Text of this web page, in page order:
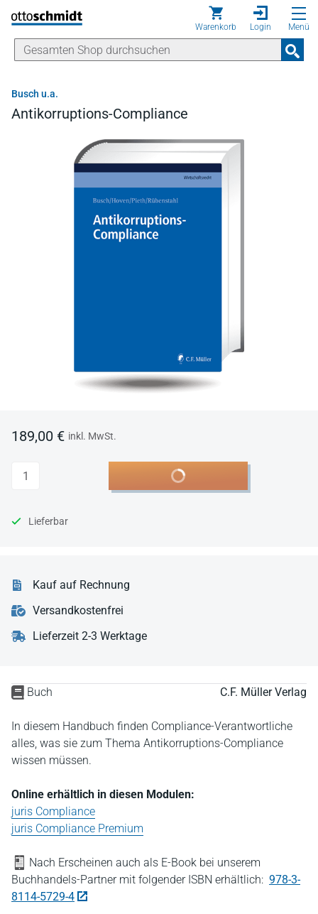
Direkt zum Inhalt
Warenkorb Login Menü
Busch u.a.
Antikorruptions-Compliance
Buch C.F. Müller Verlag
In diesem Handbuch finden Compliance-Verantwortliche
alles, was sie zum Thema Antikorruptions-Compliance
wissen müssen.
Online erhältlich in diesen Modulen:
juris Compliance
juris Compliance Premium
Nach Erscheinen auch als E-Book bei unserem
Buchhandels-Partner mit folgender ISBN erhältlich: 978-3-
8114-5729-4
189,00 € inkl. MwSt.
Anzahl In den Warenkorb
Lieferbar
Kauf auf Rechnung
Versandkostenfrei
Lieferzeit 2-3 Werktage